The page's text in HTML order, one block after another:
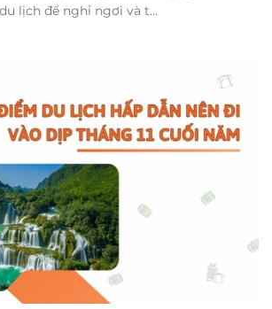
lịch để nghỉ ngơi và t...